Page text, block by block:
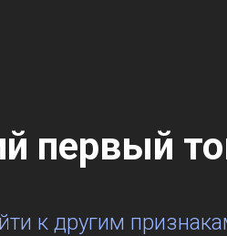
первый
к другим